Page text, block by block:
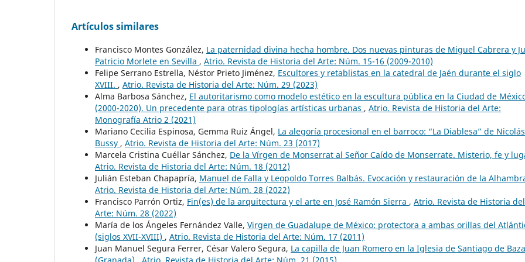
Artículos similares
Francisco Montes González, La paternidad divina hecha hombre. Dos nuevas pinturas de Miguel Cabrera y
Patricio Morlete en Sevilla , Atrio. Revista de Historia del Arte: Núm. 15-16 (2009-2010)
Felipe Serrano Estrella, Néstor Prieto Jiménez, Escultores y retablistas en la catedral de Jaén durante el siglo
XVIII. , Atrio. Revista de Historia del Arte: Núm. 29 (2023)
Alma Barbosa Sánchez, El autoritarismo como modelo estético en la escultura pública en la Ciudad de
(2000-2020). Un precedente para otras tipologías artísticas urbanas , Atrio. Revista de Historia del Arte:
Monografía Atrio 2 (2021)
Mariano Cecilia Espinosa, Gemma Ruiz Ángel, La alegoría procesional en el barroco: “La Diablesa” de
Bussy , Atrio. Revista de Historia del Arte: Núm. 23 (2017)
Marcela Cristina Cuéllar Sánchez, De la Vírgen de Monserrat al Señor Caído de Monserrate. Misterio, fe y
Atrio. Revista de Historia del Arte: Núm. 18 (2012)
Julián Esteban Chapapría, Manuel de Falla y Leopoldo Torres Balbás. Evocación y restauración de la
Atrio. Revista de Historia del Arte: Núm. 28 (2022)
Francisco Parrón Ortiz, Fin(es) de la arquitectura y el arte en José Ramón Sierra , Atrio. Revista de Historia del
Arte: Núm. 28 (2022)
María de los Ángeles Fernández Valle, Virgen de Guadalupe de México: protectora a ambas orillas del
(siglos XVII-XVIII) , Atrio. Revista de Historia del Arte: Núm. 17 (2011)
Juan Manuel Segura Ferrer, César Valero Segura, La capilla de Juan Romero en la Iglesia de Santiago de Baza
(Granada)
Atrio. Revista de Historia del Arte: Núm. 21 (2015)